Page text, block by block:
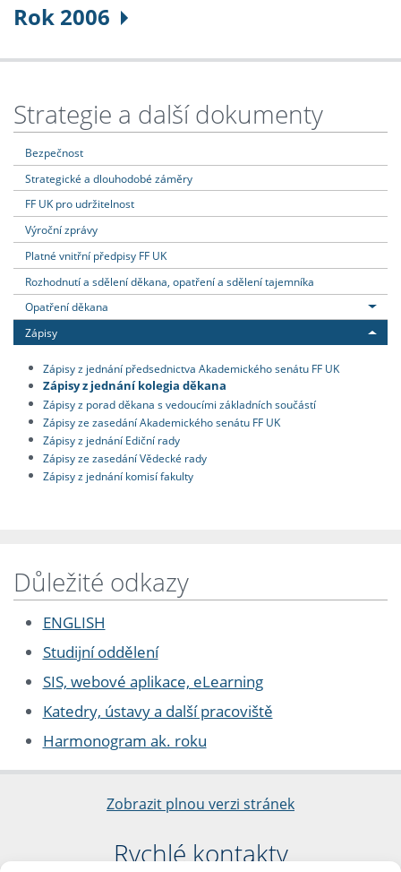
Rok 2006
Strategie a další dokumenty
Bezpečnost
Strategické a dlouhodobé záměry
FF UK pro udržitelnost
Výroční zprávy
Platné vnitřní předpisy FF UK
Rozhodnutí a sdělení děkana, opatření a sdělení tajemníka
Opatření děkana
Zápisy
Zápisy z jednání předsednictva Akademického senátu FF UK
Zápisy z jednání kolegia děkana
Zápisy z porad děkana s vedoucími základních součástí
Zápisy ze zasedání Akademického senátu FF UK
Zápisy z jednání Ediční rady
Zápisy ze zasedání Vědecké rady
Zápisy z jednání komisí fakulty
Důležité odkazy
ENGLISH
Studijní oddělení
SIS, webové aplikace, eLearning
Katedry, ústavy a další pracoviště
Harmonogram ak. roku
Zobrazit plnou verzi stránek
Rychlé kontakty